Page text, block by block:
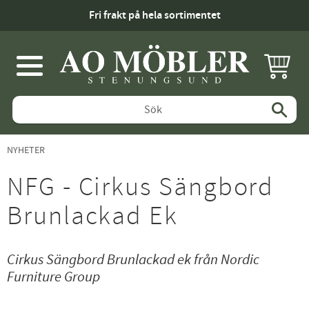
Fri frakt på hela sortimentet
Meny
NYHETER
NFG - Cirkus Sängbord
Brunlackad Ek
Cirkus Sängbord Brunlackad ek från Nordic
Furniture Group